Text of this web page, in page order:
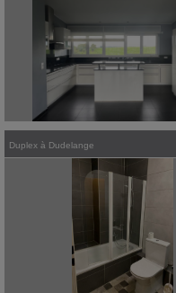
Duplex à Dudelange